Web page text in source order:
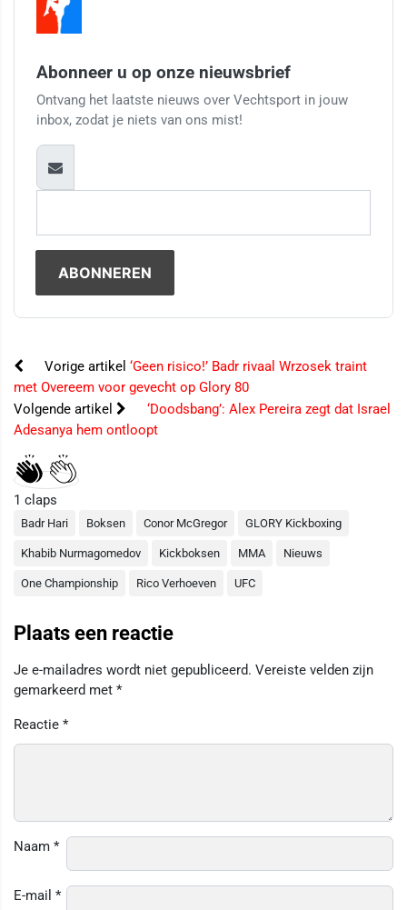
Abonneer u op onze nieuwsbrief
Ontvang het laatste nieuws over Vechtsport in jouw
inbox, zodat je niets van ons mist!
Vorige artikel ‘Geen risico!’ Badr rivaal Wrzosek traint
met Overeem voor gevecht op Glory 80
Volgende artikel
‘Doodsbang’: Alex Pereira zegt dat Israel
Adesanya hem ontloopt
1 claps
Badr Hari Boksen Conor McGregor GLORY Kickboxing
Khabib Nurmagomedov Kickboksen MMA Nieuws
One Championship Rico Verhoeven UFC
Plaats een reactie
Je e-mailadres wordt niet gepubliceerd. Vereiste velden zijn
gemarkeerd met *
Reactie *
Naam *
E-mail *